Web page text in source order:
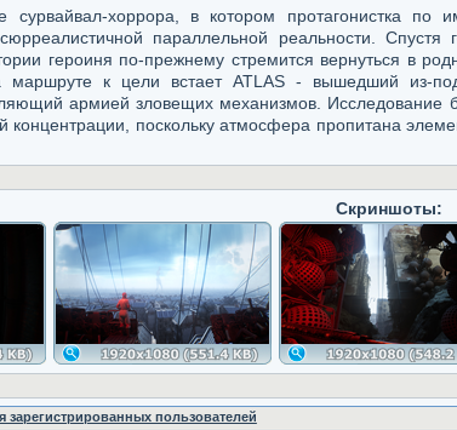
хоррора, в котором протагонистка по
параллельной реальности. Спустя
героиня по-прежнему стремится вернуться в
маршруте к цели встает ATLAS - вышедший из-
армией зловещих механизмов. Исследование
концентрации, поскольку атмосфера пропитана
Скриншоты:
зарегистрированных пользователей